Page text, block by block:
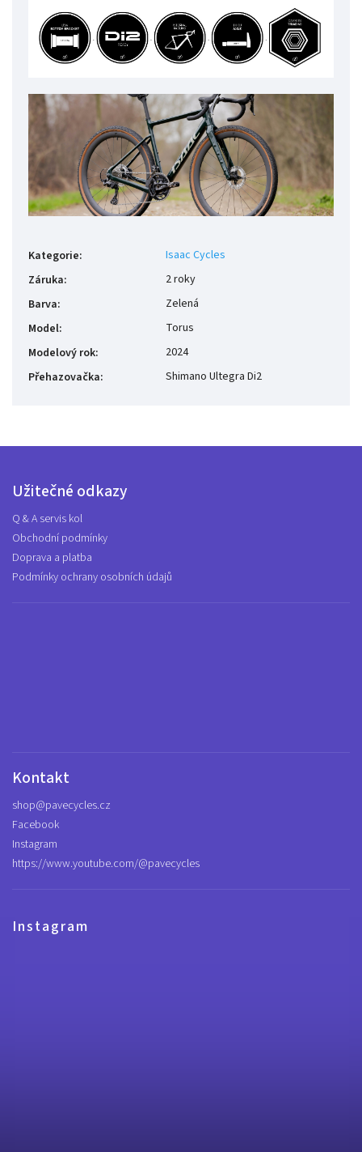
Kategorie:
Isaac Cycles
Záruka:
2 roky
Barva:
Zelená
Model:
Torus
Modelový rok:
2024
Přehazovačka: Shimano Ultegra Di2
Užitečné odkazy
Q & A servis kol
Obchodní podmínky
Doprava a platba
Podmínky ochrany osobních údajů
Kontakt
shop@pavecycles.cz
Facebook
Instagram
https://www.youtube.com/@pavecycles
Instagram